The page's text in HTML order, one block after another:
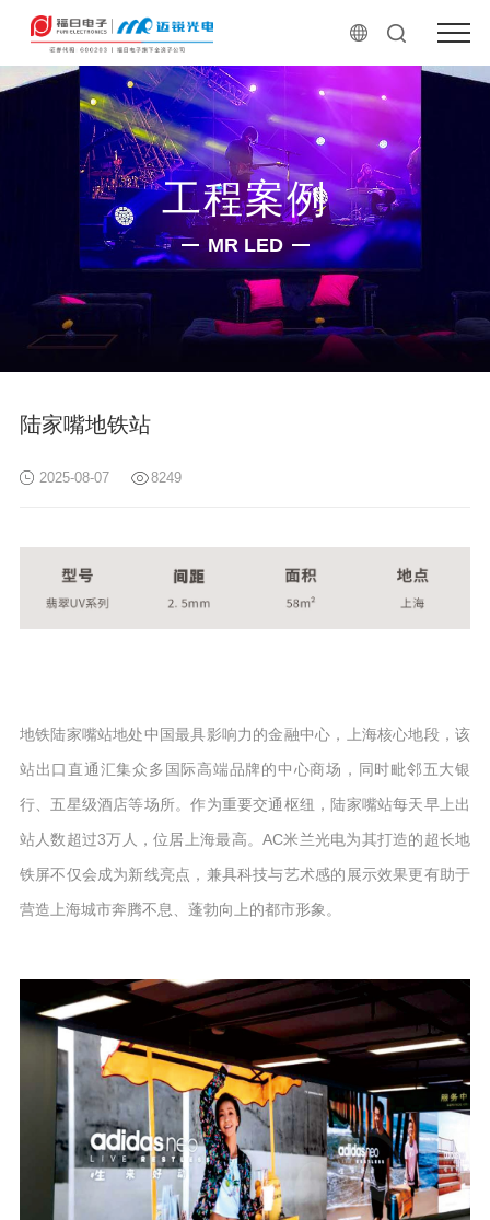
工程案例
MR LED
陆家嘴地铁站
2025-08-07 8249
地铁陆家嘴站地处中国最具影响力的金融中心，上海核心地段，该
站出口直通汇集众多国际高端品牌的中心商场，同时毗邻五大银
行、五星级酒店等场所。作为重要交通枢纽，陆家嘴站每天早上出
站人数超过3万人，位居上海最高。AC米兰光电为其打造的超长地
铁屏不仅会成为新线亮点，兼具科技与艺术感的展示效果更有助于
营造上海城市奔腾不息、蓬勃向上的都市形象。